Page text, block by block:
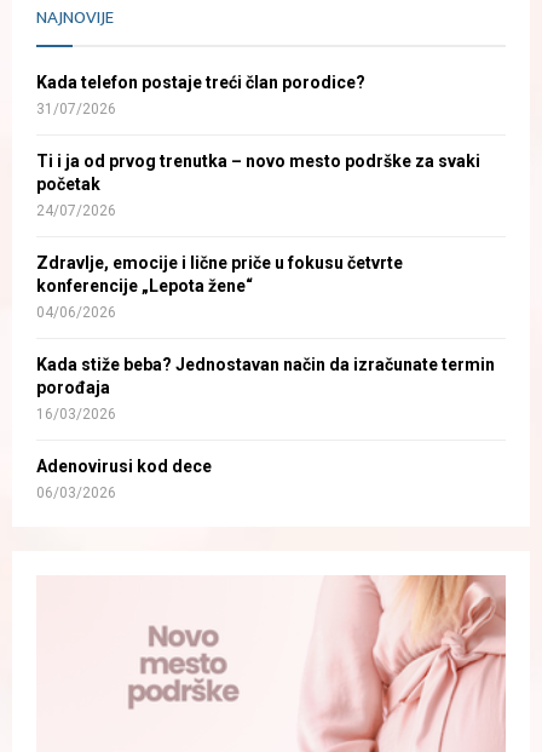
NAJNOVIJE
Kada telefon postaje treći član porodice?
31/07/2026
Ti i ja od prvog trenutka – novo mesto podrške za svaki
početak
24/07/2026
Zdravlje, emocije i lične priče u fokusu četvrte
konferencije „Lepota žene“
04/06/2026
Kada stiže beba? Jednostavan način da izračunate termin
porođaja
16/03/2026
Adenovirusi kod dece
06/03/2026